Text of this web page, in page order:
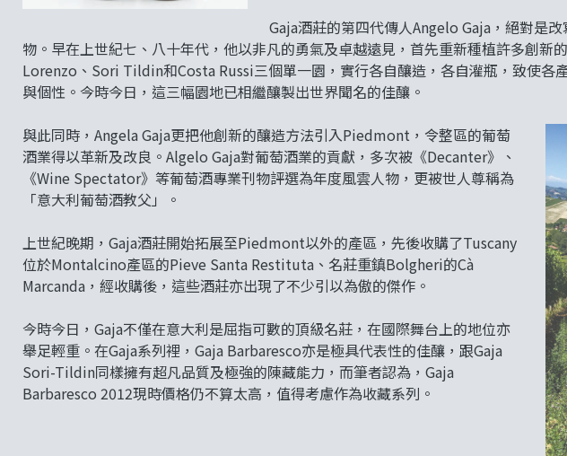
Gaja酒莊的第四代傳人Angelo Gaja，絕對是
物。早在上世紀七、八十年代，他以非凡的勇氣及卓越遠見，首先重新種植許多創新
Lorenzo、Sori Tildin和Costa Russi三個單一園，實行各自釀造，各自灌瓶，致使各
與個性。今時今日，這三幅園地已相繼釀製出世界聞名的佳釀。
與此同時，Angela Gaja更把他創新的釀造方法引入Piedmont，令整區的葡萄
酒業得以革新及改良。Algelo Gaja對葡萄酒業的貢獻，多次被《Decanter》、
《Wine Spectator》等葡萄酒專業刊物評選為年度風雲人物，更被世人尊稱為
「意大利葡萄酒教父」。
上世紀晚期，Gaja酒莊開始拓展至Piedmont以外的產區，先後收購了Tuscany
位於Montalcino產區的Pieve Santa Restituta、名莊重鎮Bolgheri的Cà
Marcanda，經收購後，這些酒莊亦出現了不少引以為傲的傑作。
今時今日，Gaja不僅在意大利是屈指可數的頂級名莊，在國際舞台上的地位亦
舉足輕重。在Gaja系列裡，Gaja Barbaresco亦是極具代表性的佳釀，跟Gaja
Sori-Tildin同樣擁有超凡品質及極強的陳藏能力，而筆者認為，Gaja
Barbaresco 2012現時價格仍不算太高，值得考慮作為收藏系列。